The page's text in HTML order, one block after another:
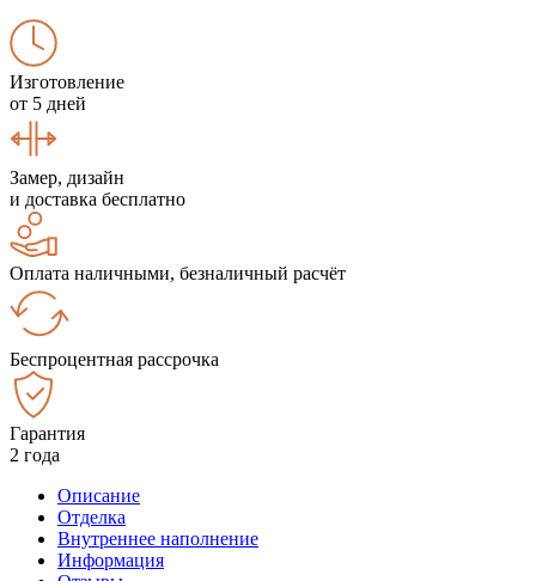
Изготовление
от 5 дней
Замер, дизайн
и доставка бесплатно
Оплата наличными, безналичный расчёт
Беспроцентная рассрочка
Гарантия
2 года
Описание
Отделка
Внутреннее наполнение
Информация